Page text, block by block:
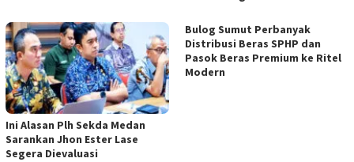
Ini Alasan Plh Sekda Medan
Sarankan Jhon Ester Lase
Segera Dievaluasi
Bulog Sumut Perbanyak
Distribusi Beras SPHP dan
Pasok Beras Premium ke Ritel
Modern